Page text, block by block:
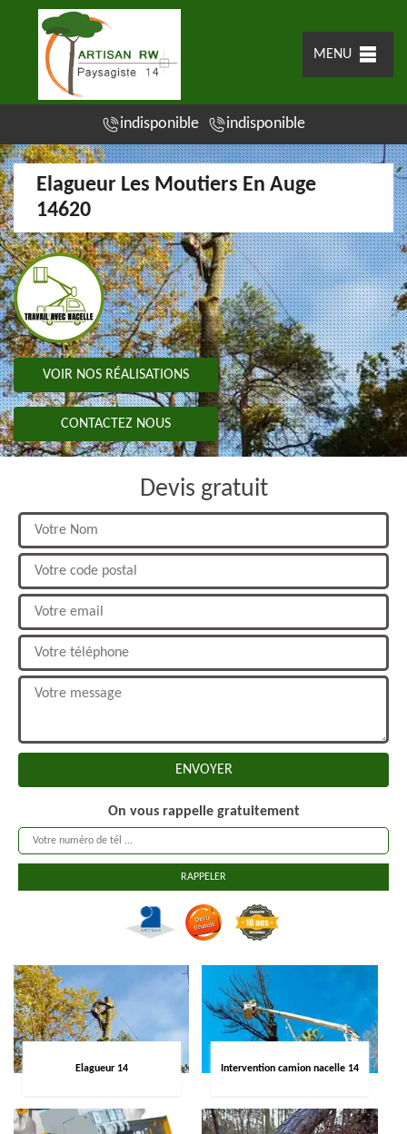
MENU
indisponible indisponible
Elagueur Les Moutiers En Auge
14620
VOIR NOS RÉALISATIONS
CONTACTEZ NOUS
Devis gratuit
On vous rappelle gratuitement
Elagueur 14 Intervention camion nacelle 14